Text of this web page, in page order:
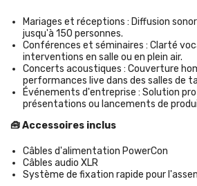
Mariages et réceptions : Diffusion
jusqu'à 150 personnes.
Conférences et séminaires : Clarté
interventions en salle ou en plein air.
Concerts acoustiques : Couverture
performances live dans des salles de
Événements d'entreprise : Solution
présentations ou lancements de
🧰 Accessoires inclus
Câbles d'alimentation PowerCon
Câbles audio XLR
Système de fixation rapide pour